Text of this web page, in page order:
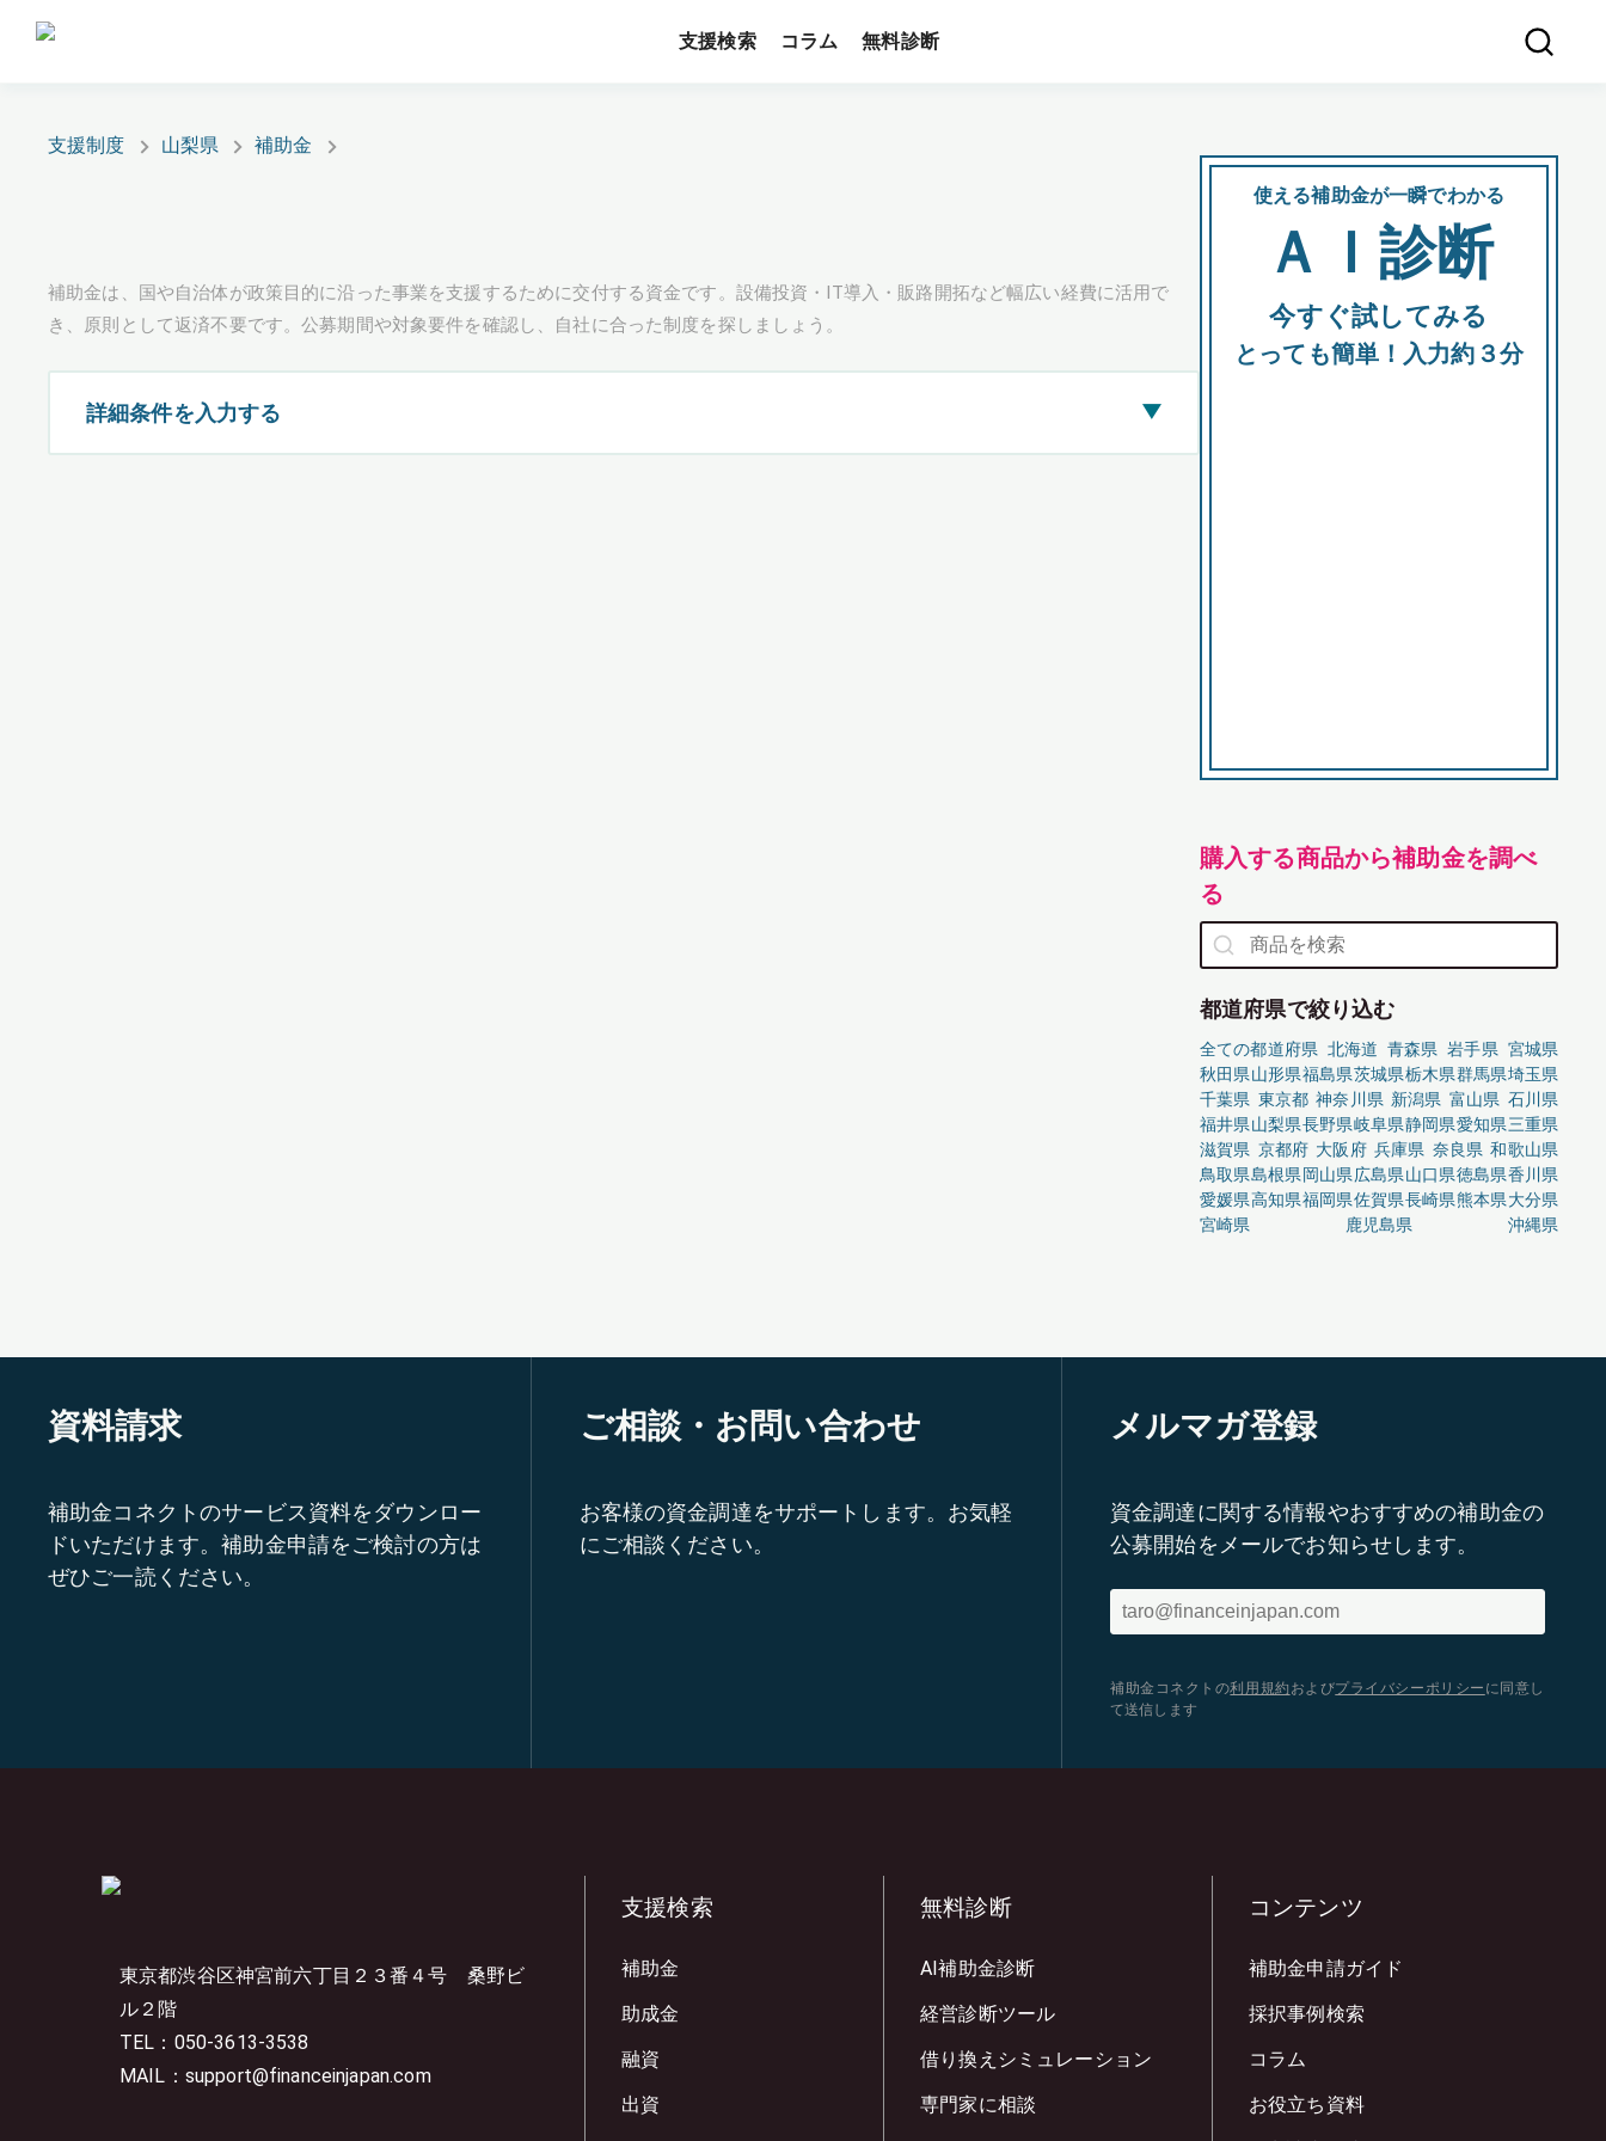
支援検索 コラム 無料診断
支援制度 山梨県 補助金
補助金は、国や自治体が政策目的に沿った事業を支援するために交付する資金です。設備投資・IT導入・販路開拓など幅広い経費に活用で
き、原則として返済不要です。公募期間や対象要件を確認し、自社に合った制度を探しましょう。
詳細条件を入力する ▶
使える補助金が一瞬でわかる
ＡＩ診断
今すぐ試してみる
とっても簡単！入力約３分
購入する商品から補助金を調べ
る
都道府県で絞り込む
全ての都道府県 北海道 青森県 岩手県 宮城県
秋田県山形県福島県茨城県栃木県群馬県埼玉県
千葉県 東京都 神奈川県 新潟県 富山県 石川県
福井県山梨県長野県岐阜県静岡県愛知県三重県
滋賀県 京都府 大阪府 兵庫県 奈良県 和歌山県
鳥取県島根県岡山県広島県山口県徳島県香川県
愛媛県高知県福岡県佐賀県長崎県熊本県大分県
宮崎県
鹿児島県 沖縄県
資料請求
補助金コネクトのサービス資料をダウンロー
ドいただけます。補助金申請をご検討の方は
ぜひご一読ください。
ご相談・お問い合わせ
お客様の資金調達をサポートします。お気軽
にご相談ください。
メルマガ登録
資金調達に関する情報やおすすめの補助金の
公募開始をメールでお知らせします。
補助金コネクトの利用規約 およびプライバシーポリシー に同意し
て送信します
東京都渋谷区神宮前六丁目２３番４号 桑野ビ
ル２階
TEL：050-3613-3538
MAIL：support@financeinjapan.com
支援検索
補助金
助成金
融資
出資
無料診断
AI補助金診断
経営診断ツール
借り換えシミュレーション
専門家に相談
コンテンツ
補助金申請ガイド
採択事例検索
コラム
お役立ち資料